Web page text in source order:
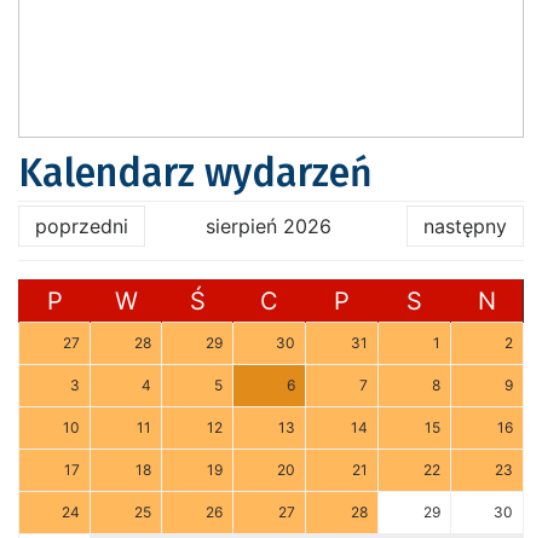
Kalendarz wydarzeń
poprzedni sierpień 2026 następny
P W Ś C P S N
27 28 29 30 31 1 2
3 4 5 6 7 8 9
10 11 12 13 14 15 16
17 18 19 20 21 22 23
24 25 26 27 28 29 30